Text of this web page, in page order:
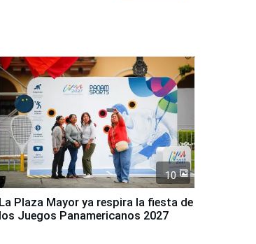
10
La Plaza Mayor ya respira la fiesta de
los Juegos Panamericanos 2027